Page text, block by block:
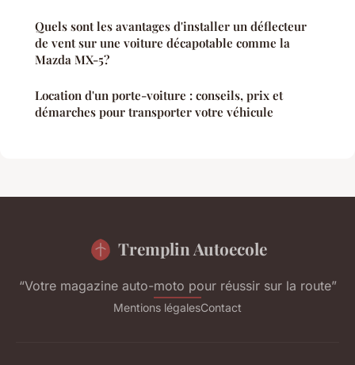
Quels sont les avantages d'installer un déflecteur
de vent sur une voiture décapotable comme la
Mazda MX-5?
Location d'un porte-voiture : conseils, prix et
démarches pour transporter votre véhicule
Tremplin Autoecole
“Votre magazine auto-moto pour réussir sur la route”
Mentions légalesContact